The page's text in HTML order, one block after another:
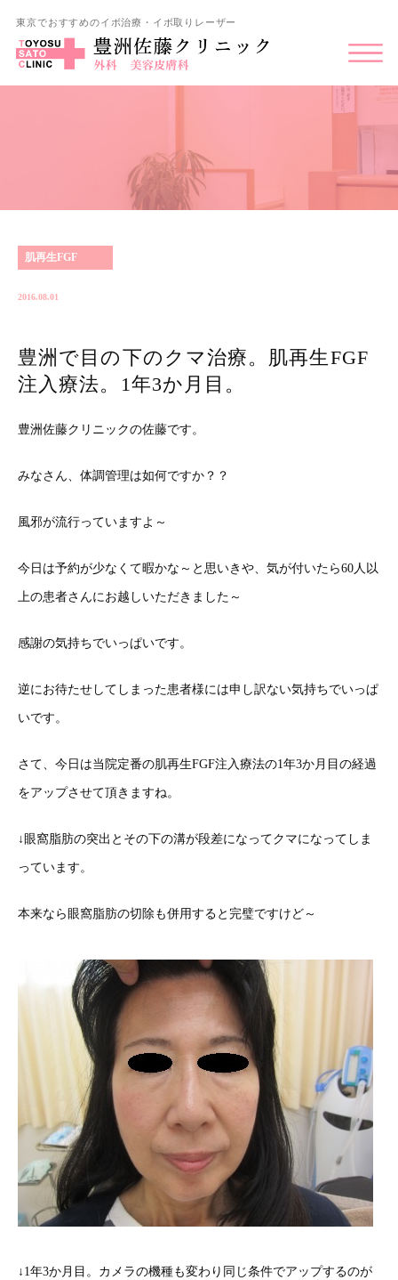
東京でおすすめのイボ治療・イボ取りレーザー
肌再生FGF
2016.08.01
豊洲で目の下のクマ治療。肌再生FGF
注入療法。1年3か月目。
豊洲佐藤クリニックの佐藤です。
みなさん、体調管理は如何ですか？？
風邪が流行っていますよ～
今日は予約が少なくて暇かな～と思いきや、気が付いたら60人以
上の患者さんにお越しいただきました～
感謝の気持ちでいっぱいです。
逆にお待たせしてしまった患者様には申し訳ない気持ちでいっぱ
いです。
さて、今日は当院定番の肌再生FGF注入療法の1年3か月目の経過
をアップさせて頂きますね。
↓眼窩脂肪の突出とその下の溝が段差になってクマになってしま
っています。
本来なら眼窩脂肪の切除も併用すると完璧ですけど～
↓1年3か月目。カメラの機種も変わり同じ条件でアップするのが